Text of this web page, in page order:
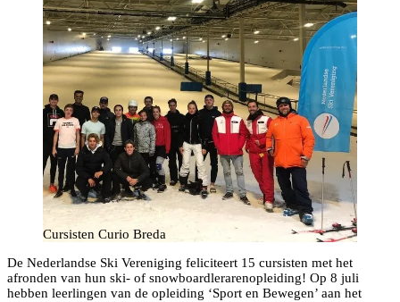
Cursisten Curio Breda
De Nederlandse Ski Vereniging feliciteert 15 cursisten met het
afronden van hun ski- of snowboardlerarenopleiding! Op 8 juli
hebben leerlingen van de opleiding ‘Sport en Bewegen’ aan het